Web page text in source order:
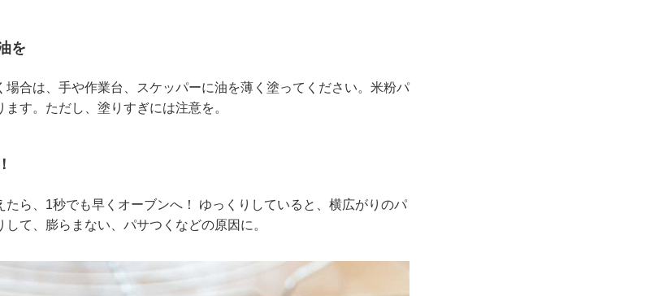
を
場合は、手や作業台、スケッパーに油を薄く塗ってください。米粉パ
す。ただし、塗りすぎには注意を。
たら、1秒でも早くオーブンへ！ ゆっくりしていると、横広がりのパ
て、膨らまない、パサつくなどの原因に。